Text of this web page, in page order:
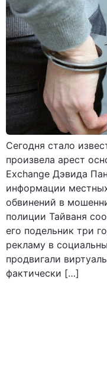
Сегодня стало
произвела арест
Exchange Дэвида
информации
обвинений в
полиции Тайваня
его подельник три
рекламу в
продвигали
фактически […]